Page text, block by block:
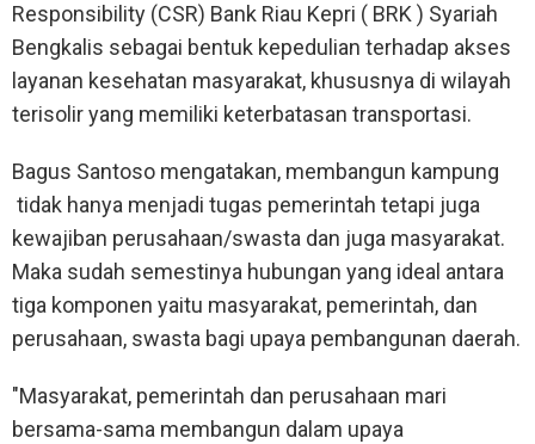
Responsibility (CSR) Bank Riau Kepri ( BRK ) Syariah
Bengkalis sebagai bentuk kepedulian terhadap akses
layanan kesehatan masyarakat, khususnya di wilayah
terisolir yang memiliki keterbatasan transportasi.
Bagus Santoso mengatakan, membangun kampung
tidak hanya menjadi tugas pemerintah tetapi juga
kewajiban perusahaan/swasta dan juga masyarakat.
Maka sudah semestinya hubungan yang ideal antara
tiga komponen yaitu masyarakat, pemerintah, dan
perusahaan, swasta bagi upaya pembangunan daerah.
"Masyarakat, pemerintah dan perusahaan mari
bersama-sama membangun dalam upaya